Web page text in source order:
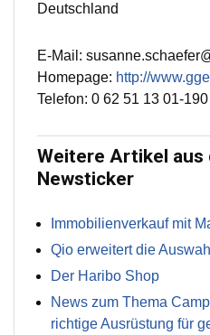
Deutschland
E-Mail:
Homepage: http://
Telefon: 0 62 51 13 01-190
Weitere Artikel aus
Newsticker
Immobilienverkauf mit
Qio erweitert die
Der Haribo Shop
News zum Thema
richtige Ausrüstung für